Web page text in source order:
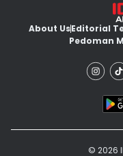
About UsEditorial
Pedoman
© 2026